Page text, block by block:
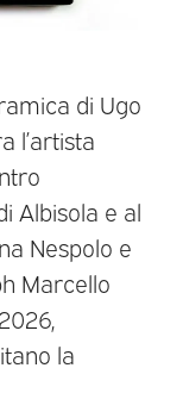
di Ugo
l’artista
Albisola e al
Nespolo e
Marcello
la